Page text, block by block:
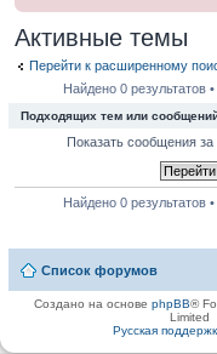
Активные темы
Перейти к расширенному
Найдено 0 результатов
Подходящих тем или
Показать сообщения за
Найдено 0 результатов
Список форумов
Создано на основеphpBB®
Limited
Русская